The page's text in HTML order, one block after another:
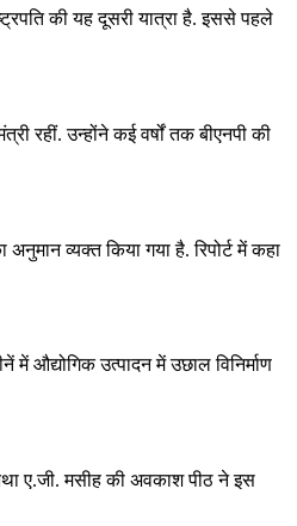
की यह दूसरी यात्रा है. इससे पहले
रहीं. उन्‍होंने कई वर्षों तक बीएनपी की
व्यक्त किया गया है. रिपोर्ट में कहा
औद्योगिक उत्‍पादन में उछाल विनिर्माण
ए.जी. मसीह की अवकाश पीठ ने इस